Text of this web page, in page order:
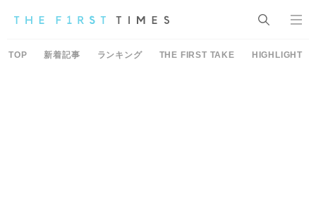
TOP 新着記事 ランキング THE FIRST TAKE HIGHLIGHT